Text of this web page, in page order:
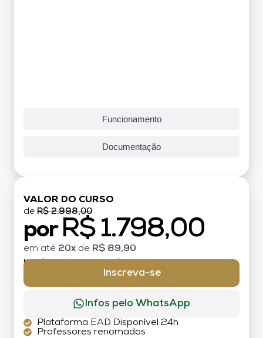
Funcionamento
Documentação
VALOR DO CURSO
de R$ 2.998,00
por R$ 1.798,00
em até 20x de R$ 89,90
MATRÍCULA:
Inscreva-se
Infos pelo WhatsApp
Plataforma EAD Disponível 24h
Professores renomados